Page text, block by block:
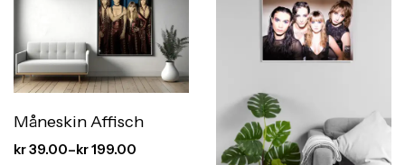
Måneskin Affisch
kr39.00–kr199.00